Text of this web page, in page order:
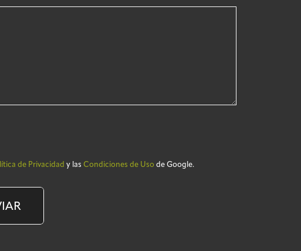
de Privacidad y las Condiciones de Uso de Google.